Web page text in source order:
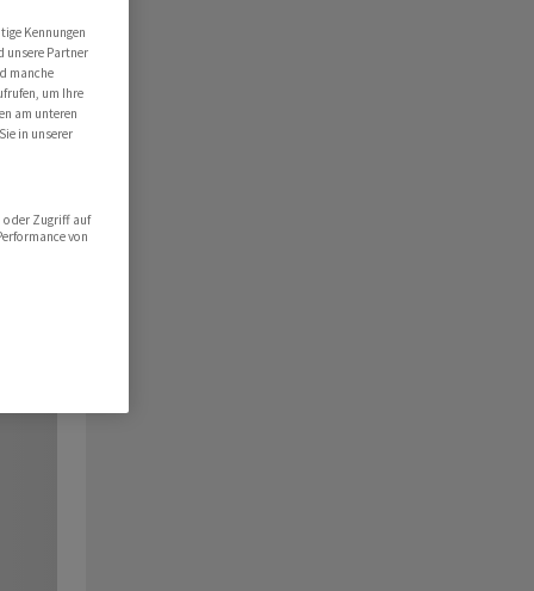
Kennungen
unsere Partner
manche
um Ihre
am unteren
in unserer
oder Zugriff auf
von